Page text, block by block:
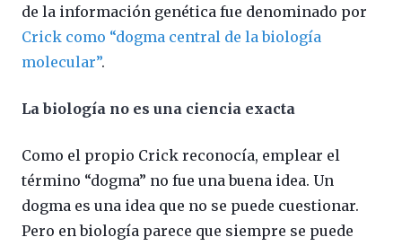
de la información genética fue denominado por
Crick como “dogma central de la biología
molecular”.
La biología no es una ciencia exacta
Como el propio Crick reconocía, emplear el
término “dogma” no fue una buena idea. Un
dogma es una idea que no se puede cuestionar.
Pero en biología parece que siempre se puede